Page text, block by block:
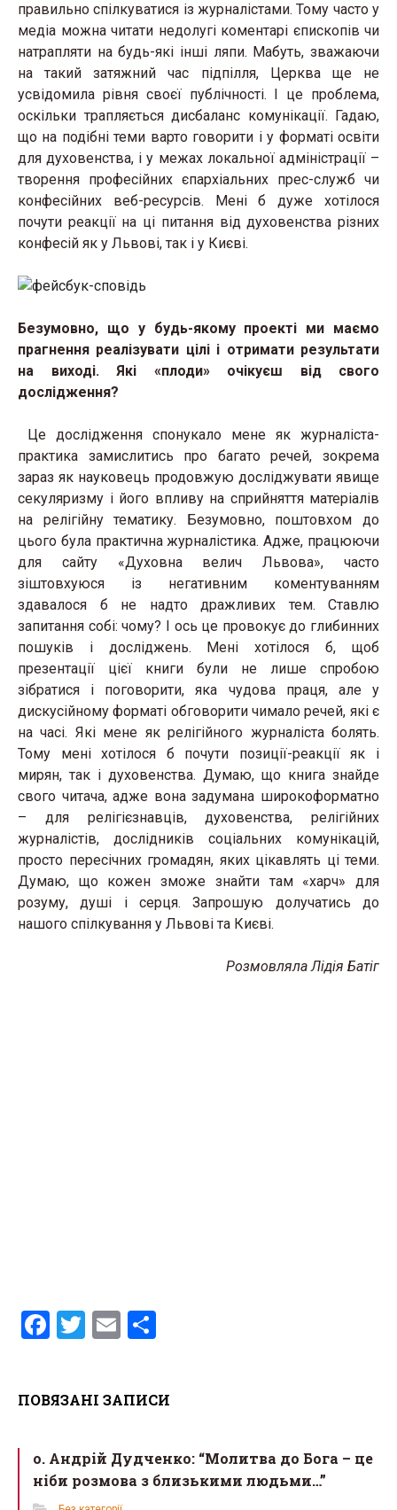
правильно спілкуватися із журналістами. Тому часто у
медіа можна читати недолугі коментарі єпископів чи
натрапляти на будь-які інші ляпи. Мабуть, зважаючи
на такий затяжний час підпілля, Церква ще не
усвідомила рівня своєї публічності. І це проблема,
оскільки трапляється дисбаланс комунікації. Гадаю,
що на подібні теми варто говорити і у форматі освіти
для духовенства, і у межах локальної адміністрації –
творення професійних єпархіальних прес-служб чи
конфесійних веб-ресурсів. Мені б дуже хотілося
почути реакції на ці питання від духовенства різних
конфесій як у Львові, так і у Києві.
Безумовно, що у будь-якому проекті ми маємо
прагнення реалізувати цілі і отримати результати
на виході. Які «плоди» очікуєш від свого
дослідження?
Це дослідження спонукало мене як журналіста-
практика замислитись про багато речей, зокрема
зараз як науковець продовжую досліджувати явище
секуляризму і його впливу на сприйняття матеріалів
на релігійну тематику. Безумовно, поштовхом до
цього була практична журналістика. Адже, працюючи
для сайту «Духовна велич Львова», часто
зіштовхуюся із негативним коментуванням
здавалося б не надто дражливих тем. Ставлю
запитання собі: чому? І ось це провокує до глибинних
пошуків і досліджень. Мені хотілося б, щоб
презентації цієї книги були не лише спробою
зібратися і поговорити, яка чудова праця, але у
дискусійному форматі обговорити чимало речей, які є
на часі. Які мене як релігійного журналіста болять.
Тому мені хотілося б почути позиції-реакції як і
мирян, так і духовенства. Думаю, що книга знайде
свого читача, адже вона задумана широкоформатно
– для релігієзнавців, духовенства, релігійних
журналістів, дослідників соціальних комунікацій,
просто пересічних громадян, яких цікавлять ці теми.
Думаю, що кожен зможе знайти там «харч» для
розуму, душі і серця. Запрошую долучатись до
нашого спілкування у Львові та Києві.
Розмовляла Лідія Батіг
F
b
o
k
T
er
E
e
ПОВЯЗАНІ ЗАПИСИ
о. Андрій Дудченко: “Молитва до Бога – це
ніби розмова з близькими людьми…”